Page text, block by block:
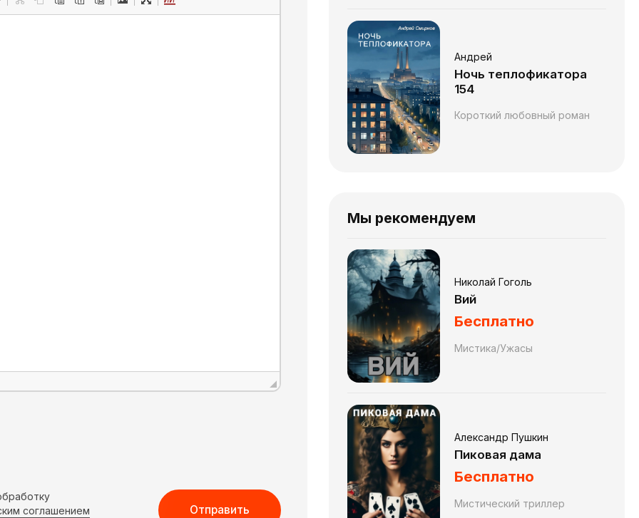
соглашением Отправить
Андрей
Ночь теплофикатора
154
Короткий любовный роман
Мы рекомендуем
Николай Гоголь
Вий
Бесплатно
Мистика/Ужасы
Александр Пушкин
Пиковая дама
Бесплатно
Мистический триллер